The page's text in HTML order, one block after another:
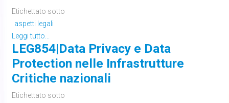
Etichettato sotto
aspetti legali
Leggi tutto...
LEG854|Data Privacy e Data
Protection nelle Infrastrutture
Critiche nazionali
Etichettato sotto